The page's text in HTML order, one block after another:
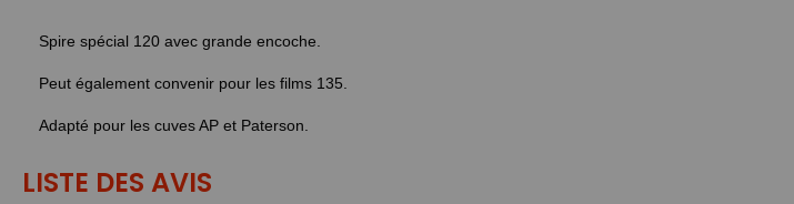
Spire spécial 120 avec grande encoche.
Peut également convenir pour les films 135.
Adapté pour les cuves AP et Paterson.
LISTE DES AVIS